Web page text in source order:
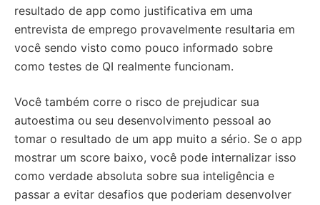
resultado de app como justificativa em uma
entrevista de emprego provavelmente resultaria em
você sendo visto como pouco informado sobre
como testes de QI realmente funcionam.
Você também corre o risco de prejudicar sua
autoestima ou seu desenvolvimento pessoal ao
tomar o resultado de um app muito a sério. Se o app
mostrar um score baixo, você pode internalizar isso
como verdade absoluta sobre sua inteligência e
passar a evitar desafios que poderiam desenvolver